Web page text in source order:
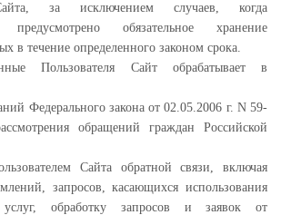
за исключением случаев, когда
предусмотрено обязательное хранение
в течение определенного законом срока.
Пользователя Сайт обрабатывает в
Федерального закона от 02.05.2006 г. N 59-
обращений граждан Российской
Сайта обратной связи, включая
запросов, касающихся использования
обработку запросов и заявок от